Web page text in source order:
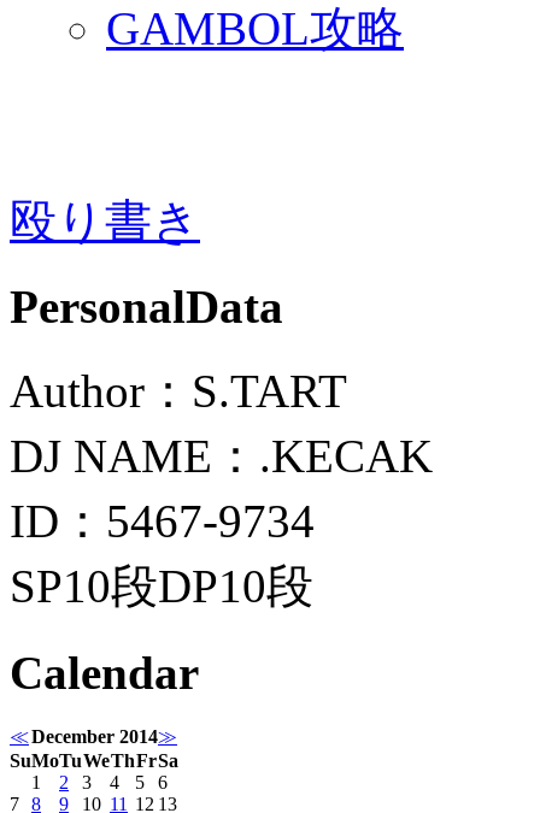
GAMBOL攻略
殴り書き
PersonalData
Author：S.TART
DJ NAME：.KECAK
ID：5467-9734
SP10段DP10段
Calendar
≪December 2014≫
SuMoTuWeThFrSa
1
2 3 4 5
6
7 8 9 10 11 12 13